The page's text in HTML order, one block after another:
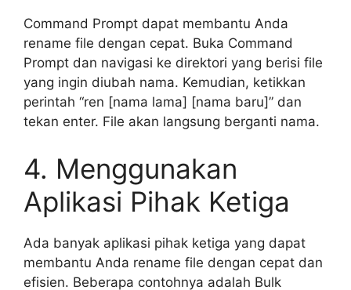
Command Prompt dapat membantu Anda
rename file dengan cepat. Buka Command
Prompt dan navigasi ke direktori yang berisi file
yang ingin diubah nama. Kemudian, ketikkan
perintah “ren [nama lama] [nama baru]” dan
tekan enter. File akan langsung berganti nama.
4. Menggunakan
Aplikasi Pihak Ketiga
Ada banyak aplikasi pihak ketiga yang dapat
membantu Anda rename file dengan cepat dan
efisien. Beberapa contohnya adalah Bulk